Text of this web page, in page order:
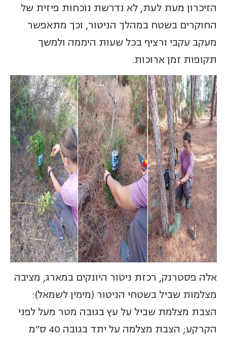
הזיכרון מעת לעת, לא נדרשת נוכחות פיזית של
החוקרים בשטח במהלך הניטור, וכך מתאפשר
מעקב עקבי ורציף בכל שעות היממה ולמשך
תקופות זמן ארוכות.
אלה פסטרנק, רכזת ניטור היונקים במארג, מציבה
מצלמות שביל בשטחי הניטור (מימין לשמאל):
הצבת מצלמת שביל על עץ בגובה מטר מעל לפני
הקרקע; הצבת מצלמה על יתד בגובה 40 ס"מ